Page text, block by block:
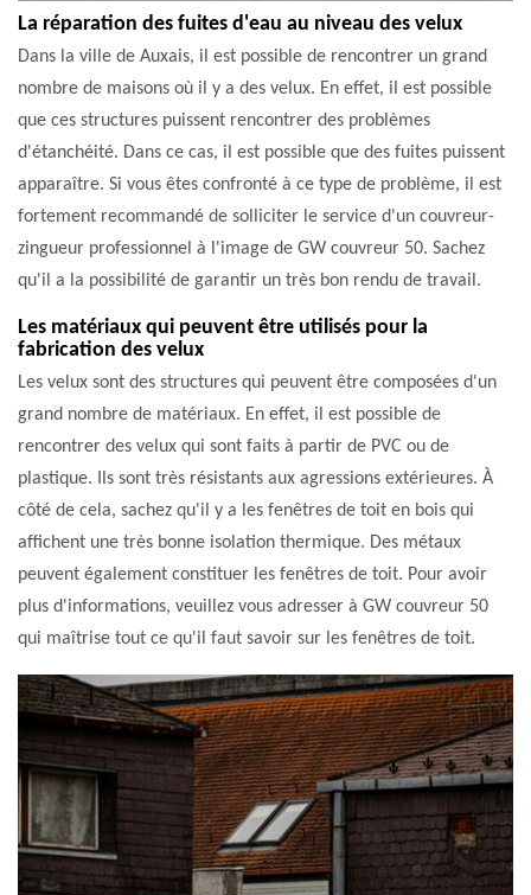
La réparation des fuites d'eau au niveau des velux
Dans la ville de Auxais, il est possible de rencontrer un grand
nombre de maisons où il y a des velux. En effet, il est possible
que ces structures puissent rencontrer des problèmes
d'étanchéité. Dans ce cas, il est possible que des fuites puissent
apparaître. Si vous êtes confronté à ce type de problème, il est
fortement recommandé de solliciter le service d'un couvreur-
zingueur professionnel à l'image de GW couvreur 50. Sachez
qu'il a la possibilité de garantir un très bon rendu de travail.
Les matériaux qui peuvent être utilisés pour la
fabrication des velux
Les velux sont des structures qui peuvent être composées d'un
grand nombre de matériaux. En effet, il est possible de
rencontrer des velux qui sont faits à partir de PVC ou de
plastique. Ils sont très résistants aux agressions extérieures. À
côté de cela, sachez qu'il y a les fenêtres de toit en bois qui
affichent une très bonne isolation thermique. Des métaux
peuvent également constituer les fenêtres de toit. Pour avoir
plus d'informations, veuillez vous adresser à GW couvreur 50
qui maîtrise tout ce qu'il faut savoir sur les fenêtres de toit.